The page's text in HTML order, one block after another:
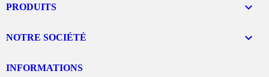
PRODUITS 
NOTRE SOCIÉTÉ 
INFORMATIONS